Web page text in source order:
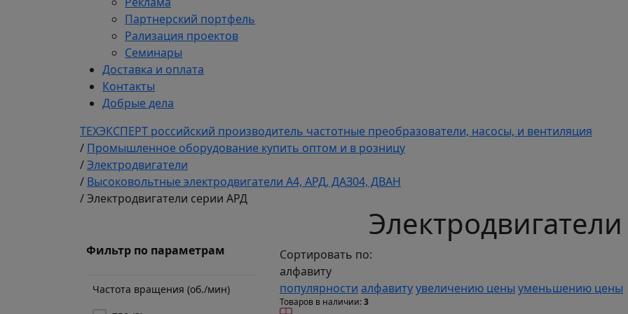
Партнерский портфель
Рализация проектов
Семинары
Доставка и оплата
Контакты
Добрые дела
ТЕХЭКСПЕРТ российский производитель частотные преобразователи, насосы, и вентиляция
/ Промышленное оборудование купить оптом и в розницу
/Электродвигатели
/ Высоковольтные электродвигатели A4, АРД, ДАЗ04, ДВАН
/Электродвигатели серии АРД
Фильтр по параметрам
Частота вращения (об./мин)
Сортировать по:
алфавиту
популярности алфавитуувеличению цены уменьшению цены
Товаров в наличии:3